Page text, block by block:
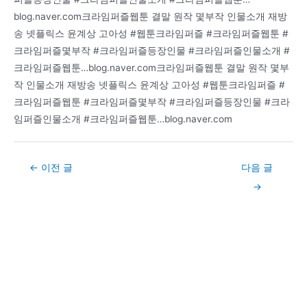
blog.naver.com크라임퍼즐웹툰 결말 원작 몇부작 인물소개 재방
송 넷플릭스 윤계상 고아성 #웹툰크라임퍼즐 #크라임퍼즐웹툰 #
크라임퍼즐몇부작 #크라임퍼즐등장인물 #크라임퍼즐인물소개 #
크라임퍼즐웹툰…blog.naver.com크라임퍼즐웹툰 결말 원작 몇부
작 인물소개 재방송 넷플릭스 윤계상 고아성 #웹툰크라임퍼즐 #
크라임퍼즐웹툰 #크라임퍼즐몇부작 #크라임퍼즐등장인물 #크라
임퍼즐인물소개 #크라임퍼즐웹툰…blog.naver.com
Post← 이전 글
다음 글
→